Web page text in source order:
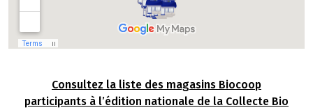
Consultez la liste des magasins Biocoop
participants à l’édition nationale de la Collecte Bio